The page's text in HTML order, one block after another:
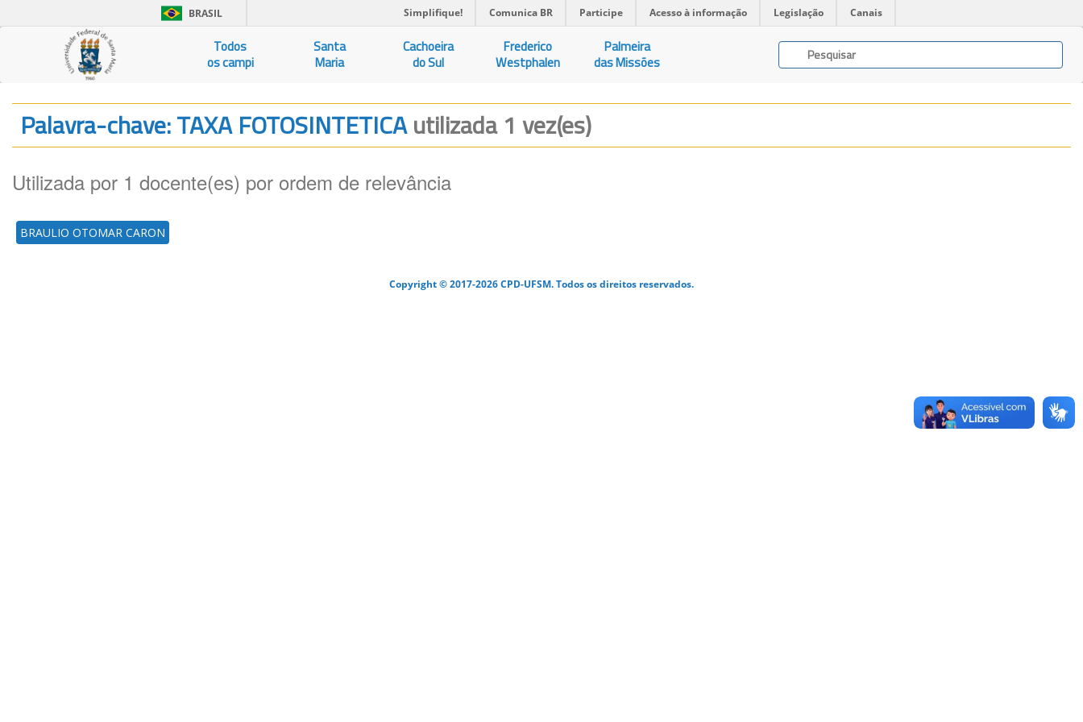
BRASIL Simplifique! Comunica BR Participe Acesso à informação Legislação Canais
Todos
os campi
Santa
Maria
Cachoeira
do Sul
Frederico
Westphalen
Palmeira
das Missões
Palavra-chave: TAXA FOTOSINTETICAutilizada 1 vez(es)
Utilizada por 1 docente(es) por ordem de relevância
BRAULIO OTOMAR CARON
Copyright © 2017-2026 CPD-UFSM. Todos os direitos reservados.